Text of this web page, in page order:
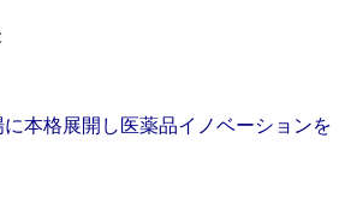
本格展開し医薬品イノベーションを